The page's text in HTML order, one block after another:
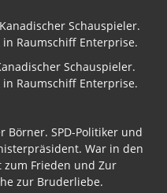
Schauspieler.
Raumschiff Enterprise.